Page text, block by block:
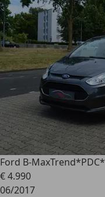
Ford B-MaxTrend*PDC*
€ 4.990
06/2017